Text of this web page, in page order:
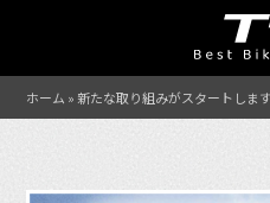
ホーム » 新たな取り組みがスタートしま